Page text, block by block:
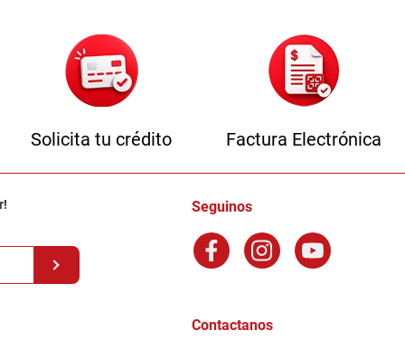
Solicita tu crédito Factura Electrónica
Seguinos
Contactanos